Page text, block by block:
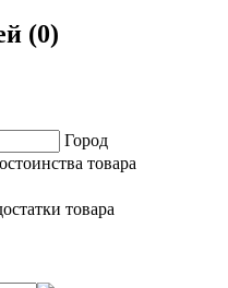
(0)
Город
товара
товара